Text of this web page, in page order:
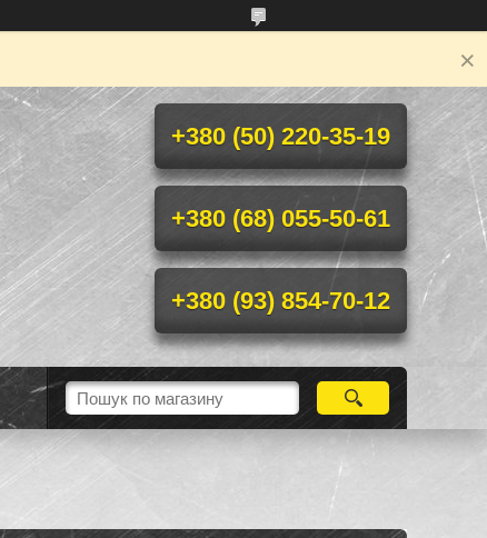
+380 (50) 220-35-19
+380 (68) 055-50-61
+380 (93) 854-70-12